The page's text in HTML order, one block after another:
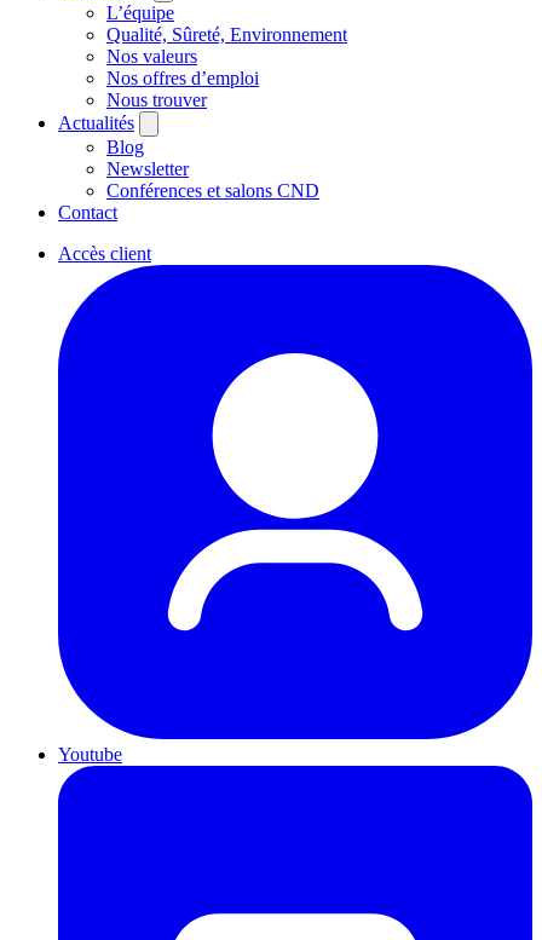
L’équipe
Qualité, Sûreté, Environnement
Nos valeurs
Nos offres d’emploi
Nous trouver
Actualités
Blog
Newsletter
Conférences et salons CND
Contact
Accès client
Youtube